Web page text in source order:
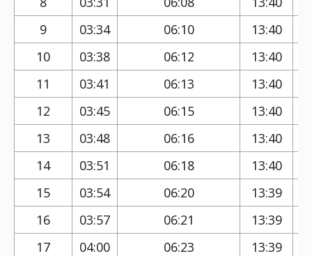
9
03:34 06:10 13:40
10
03:38 06:12 13:40
11
03:41 06:13 13:40
12
03:45 06:15 13:40
13
03:48 06:16 13:40
14
03:51 06:18 13:40
15
03:54 06:20 13:39
16
03:57 06:21 13:39
17
04:00 06:23 13:39